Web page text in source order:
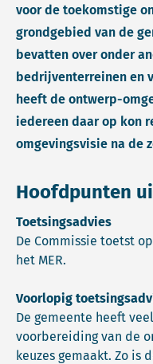
voor de toekomstige
grondgebied van de
bevatten over onder
bedrijventerreinen en
heeft de ontwerp-
iedereen daar op kon
omgevingsvisie na de
Hoofdpunten
Toetsingsadvies
De Commissie toetst
het MER.
Voorlopig
De gemeente heeft
voorbereiding van de
keuzes gemaakt. Zo is